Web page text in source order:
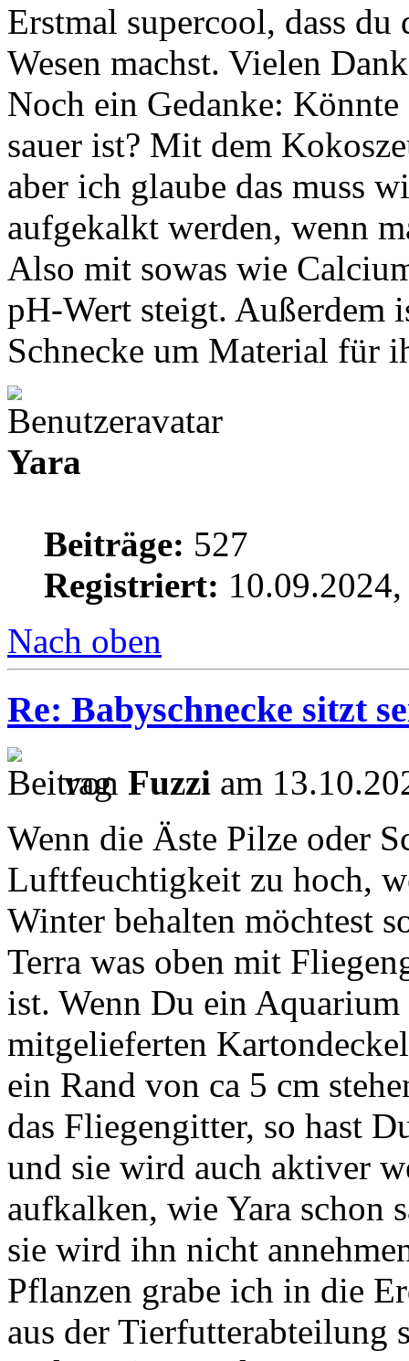
Erstmal supercool, dass
Wesen machst. Vielen
Noch ein Gedanke: Könnte
sauer ist? Mit dem
aber ich glaube das muss
aufgekalkt werden, wenn
Also mit sowas wie
pH-Wert steigt.
Schnecke um Material für
Yara
Beiträge: 527
Registriert:
Nach oben
Re: Babyschnecke sitzt
von Fuzzi am
Wenn die Äste Pilze oder
Luftfeuchtigkeit zu hoch,
Winter behalten möchtest
Terra was oben mit
ist. Wenn Du ein
mitgelieferten
ein Rand von ca 5 cm
das Fliegengitter, so hast
und sie wird auch aktiver
aufkalken, wie Yara schon
sie wird ihn nicht
Pflanzen grabe ich in die
aus der Tierfutterabteilung